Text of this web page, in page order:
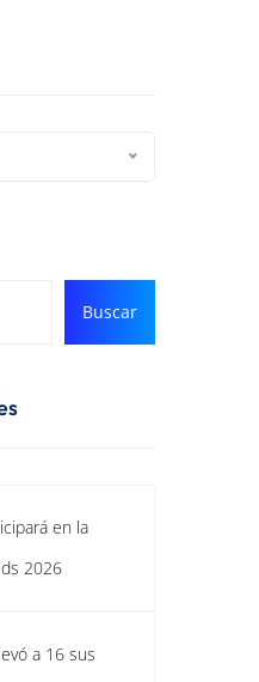
Buscar
en la
2026
a 16 sus